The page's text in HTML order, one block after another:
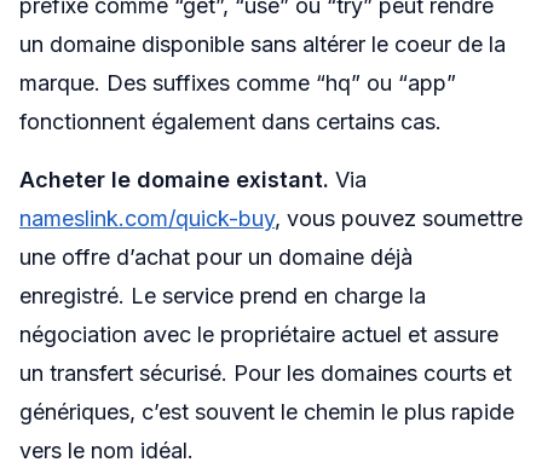
préfixe comme “get”, “use” ou “try” peut rendre
un domaine disponible sans altérer le coeur de la
marque. Des suffixes comme “hq” ou “app”
fonctionnent également dans certains cas.
Acheter le domaine existant. Via
nameslink.com/quick-buy, vous pouvez soumettre
une offre d’achat pour un domaine déjà
enregistré. Le service prend en charge la
négociation avec le propriétaire actuel et assure
un transfert sécurisé. Pour les domaines courts et
génériques, c’est souvent le chemin le plus rapide
vers le nom idéal.